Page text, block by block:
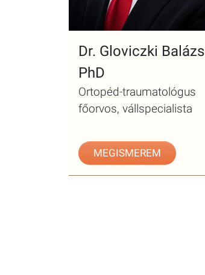
Dr. Gloviczki Balázs
PhD
Ortopéd-traumatológus
főorvos, vállspecialista
MEGISMEREM